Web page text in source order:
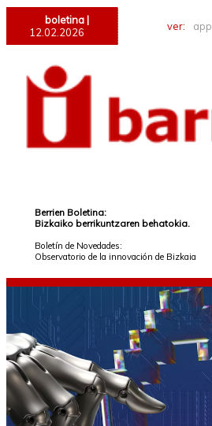
boletina |
12.02.2026
ver: app
Berrien Boletina:
Bizkaiko berrikuntzaren behatokia.
Boletín de Novedades:
Observatorio de la innovación de Bizkaia